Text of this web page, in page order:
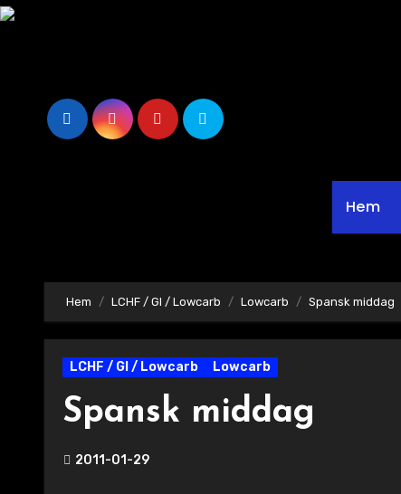
Hoppa
Hem
Hem LCHF / GI / Lowcarb Lowcarb Spansk middag
LCHF / GI / Lowcarb Lowcarb
Spansk middag
2011-01-29